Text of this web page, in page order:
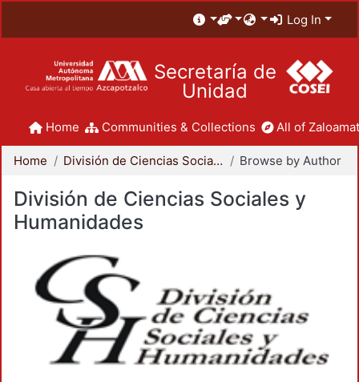
Log In
Secretaría de
Unidad
Home Communities & Collections All of
Home División de Ciencias Sociales y Humanidades Browse by Author
División de Ciencias Sociales y
Humanidades